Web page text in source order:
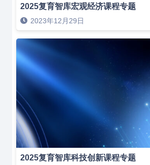
2025复育智库宏观经济课程专题
2023年12月29日
2025复育智库科技创新课程专题